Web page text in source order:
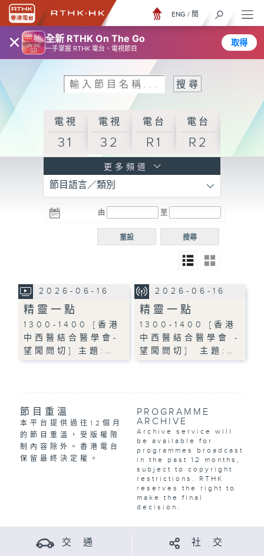
× 全新 RTHK On The Go
一手掌握 RTHK 電台、電視節目
取得
ENG / 簡
電視
31
電視
32
電台
R1
電台
R2
R3
電台 電台
R5
電台
普通
更多頻道
節目語言／類別
由 至
搜尋
重設
2026-06-16
精靈一點
1300-1400 [香港
中西醫結合醫學會-
望聞問切] 主題:…
2026-06-16
精靈一點
1300-1400 [香港
中西醫結合醫學會 -
望聞問切] 主題:…
節目重溫
本平台提供過往12個月
的節目重溫，受版權限
制內容除外。香港電台
保留最終決定權。
PROGRAMME
ARCHIVE
Archive service will
be available for
programmes broadcast
in the past 12 months,
subject to copyright
restrictions. RTHK
reserves the right to
make the final
decision.
交 通 社 交